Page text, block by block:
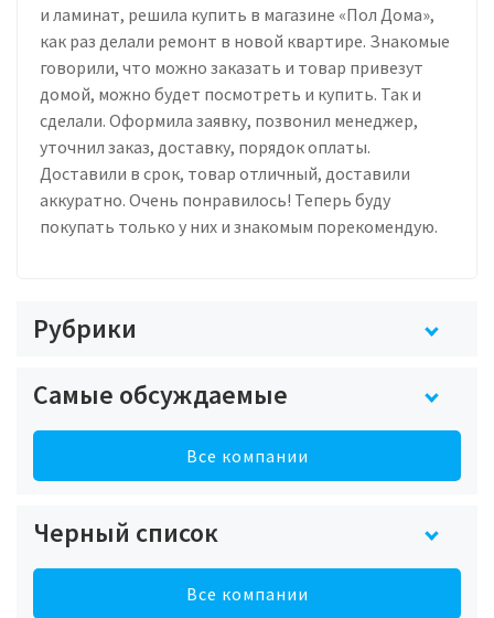
и ламинат, решила купить в магазине «Пол Дома»,
как раз делали ремонт в новой квартире. Знакомые
говорили, что можно заказать и товар привезут
домой, можно будет посмотреть и купить. Так и
сделали. Оформила заявку, позвонил менеджер,
уточнил заказ, доставку, порядок оплаты.
Доставили в срок, товар отличный, доставили
аккуратно. Очень понравилось! Теперь буду
покупать только у них и знакомым порекомендую.
Рубрики
Самые обсуждаемые
Все компании
Черный список
Все компании